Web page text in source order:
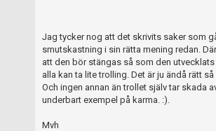
Jag tycker nog att det skrivits saker som
smutskastning i sin rätta mening redan.
att den bör stängas så som den
alla kan ta lite trolling. Det är ju ändå rätt
Och ingen annan än trollet själv tar skada
underbart exempel på karma. :).
Mvh